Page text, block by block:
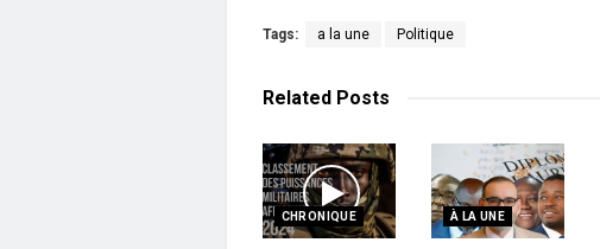
Tags: a la une Politique
RelatedPosts
CHRONIQUE À LA UNE